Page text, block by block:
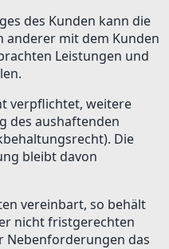
des Kunden kann die
anderer mit dem Kunden
Leistungen und
verpflichtet, weitere
des aushaftenden
Die
bleibt davon
vereinbart, so behält
nicht fristgerechten
Nebenforderungen das